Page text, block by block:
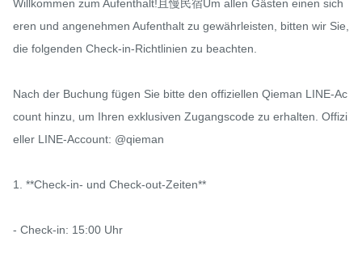
Willkommen zum Aufenthalt!且慢民宿Um allen Gästen einen sich
eren und angenehmen Aufenthalt zu gewährleisten, bitten wir Sie,
die folgenden Check-in-Richtlinien zu beachten.
Nach der Buchung fügen Sie bitte den offiziellen Qieman LINE-Ac
count hinzu, um Ihren exklusiven Zugangscode zu erhalten. Offizi
eller LINE-Account: @qieman
1. **Check-in- und Check-out-Zeiten**
- Check-in: 15:00 Uhr